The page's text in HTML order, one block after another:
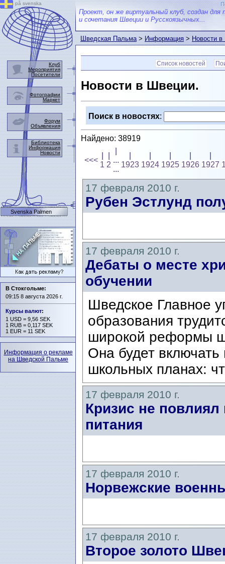
Проект, он же виртуальный клуб, создан для
и сочетания Швеции и Русскоязычных...
Шведская Пальма>Информация>Новости
Список новостей
Новости в Швеции.
Поиск в новостях:
Найдено: 38919
<<<
1 2
...
...
1923 1924 1925 1926 1927
17 февраля 2010 г.
Рубен Эстлунд
17 февраля 2010 г.
Дебаты о месте
обучении
Шведское Главное
образования
широкой реформы
Она будет
школьных планах:
17 февраля 2010 г.
Кризис не
питания
17 февраля 2010 г.
Норвежские
17 февраля 2010 г.
Второе золото
på svenska
Клуб
Мероприятия
Посетители
Фотографии
Маркет
Форум
Объявления
Библиотека
Информация
Новости
Svenska Palmen
В Стокгольме:
09:15 8 августа 2026 г.
Курсы валют:
1 USD = 9,56 SEK
1 RUB = 0,117 SEK
1 EUR = 11 SEK
Информация о рекламе
на Шведской Пальме